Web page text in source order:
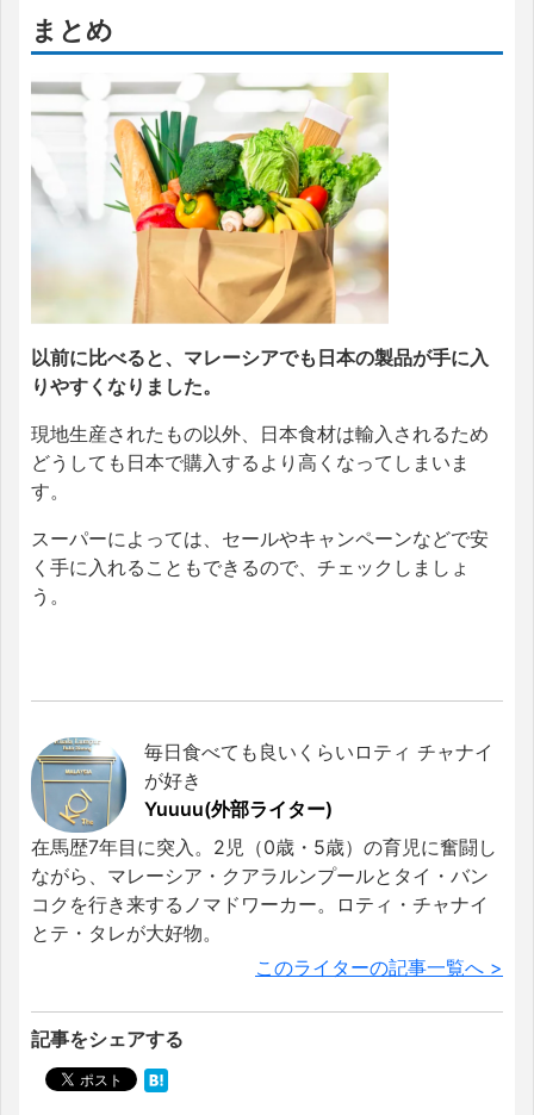
まとめ
以前に比べると、マレーシアでも日本の製品が手に入
りやすくなりました。
現地生産されたもの以外、日本食材は輸入されるため
どうしても日本で購入するより高くなってしまいま
す。
スーパーによっては、セールやキャンペーンなどで安
く手に入れることもできるので、チェックしましょ
う。
毎日食べても良いくらいロティ チャナイ
が好き
Yuuuu(外部ライター)
在馬歴7年目に突入。2児（0歳・5歳）の育児に奮闘し
ながら、マレーシア・クアラルンプールとタイ・バン
コクを行き来するノマドワーカー。ロティ・チャナイ
とテ・タレが大好物。
このライターの記事一覧へ >
記事をシェアする